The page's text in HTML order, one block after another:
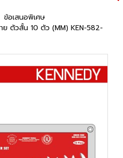
ข้อเสนอพิเศษ
ย ตัวสั้น 10 ตัว (MM) KEN-582-